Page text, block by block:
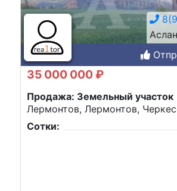
35 000 000 ₽
Продажа: Земельный участок
Лермонтов, Лермонтов,
Сотки: